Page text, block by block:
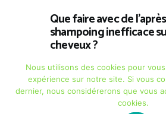
Que faire avec de l’après
shampoing inefficace
cheveux ?
CHEVEUX AU NATUREL 30
Il arrive souvent que l’on tombe
capillaires qui ne nous
assez nourrissants, pas assez
Nous utilisons des cookies pour
expérience sur notre site. Si vous
dernier, nous considérerons que vous
cookies.